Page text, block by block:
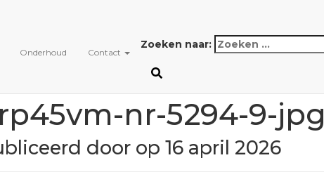
Onderhoud Contact
Zoeken naar:
nr-5294-9-jpg
door op 16 april 2026